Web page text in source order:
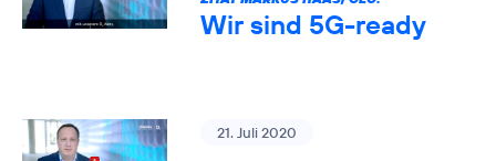
Wir sind 5G-ready
21. Juli 2020